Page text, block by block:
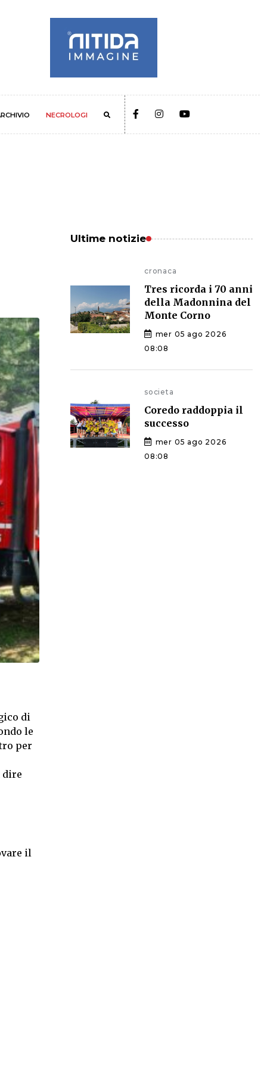
NECROLOGI
di
le
per
dire
il
Ultime notizie
cronaca
Tres ricorda i 70 anni
della Madonnina del
Monte Corno
mer 05 ago 2026
08:08
societa
Coredo raddoppia il
successo
mer 05 ago 2026
08:08